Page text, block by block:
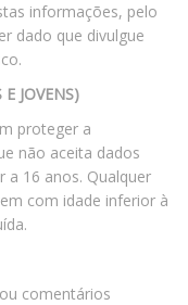
informações, pelo
dado que divulgue
JOVENS)
proteger a
não aceita dados
a 16 anos. Qualquer
com idade inferior à
comentários